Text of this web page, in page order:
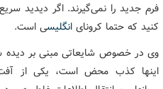
فرم جدید را نمی‌گیرند. اگر دیدید
کنید که حتما کرونای انگلیسی است.
وی در خصوص شایعاتی مبنی بر دیده
اینها کذب محض است، یکی از